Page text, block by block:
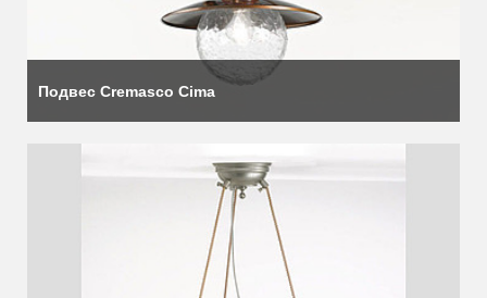
Подвес Cremasco Cima